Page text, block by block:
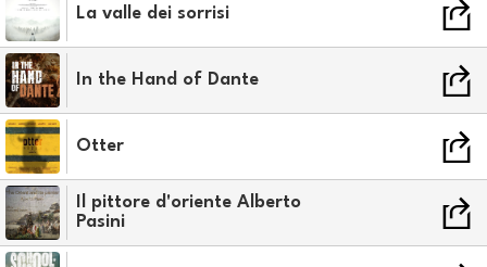
La valle dei sorrisi
In the Hand of Dante
Otter
Il pittore d'oriente Alberto
Pasini